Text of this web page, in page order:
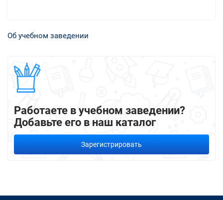
Об учебном заведении
Работаете в учебном заведении?
Добавьте его в наш каталог
Зарегистрировать